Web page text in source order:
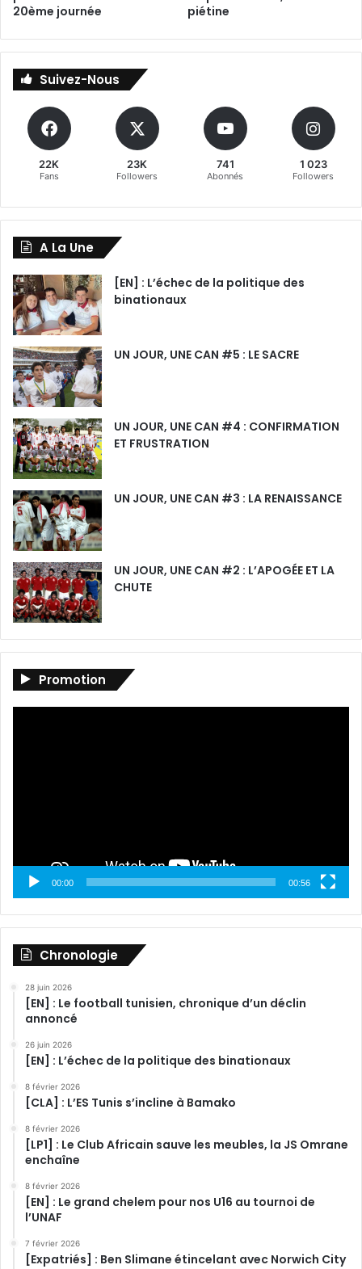
20ème journée
piétine
Suivez-Nous
22K
Fans
23K
Followers
741
Abonnés
1 023
Followers
A La Une
[EN] : L’échec de la politique des
binationaux
UN JOUR, UNE CAN #5 : LE SACRE
UN JOUR, UNE CAN #4 : CONFIRMATION
ET FRUSTRATION
UN JOUR, UNE CAN #3 : LA RENAISSANCE
UN JOUR, UNE CAN #2 : L’APOGÉE ET LA
CHUTE
Promotion
00:00 00:56
Chronologie
28 juin 2026
[EN] : Le football tunisien, chronique d’un déclin
annoncé
26 juin 2026
[EN] : L’échec de la politique des binationaux
8 février 2026
[CLA] : L’ES Tunis s’incline à Bamako
8 février 2026
[LP1] : Le Club Africain sauve les meubles, la JS Omrane
enchaîne
8 février 2026
[EN] : Le grand chelem pour nos U16 au tournoi de
l’UNAF
7 février 2026
[Expatriés] : Ben Slimane étincelant avec Norwich City